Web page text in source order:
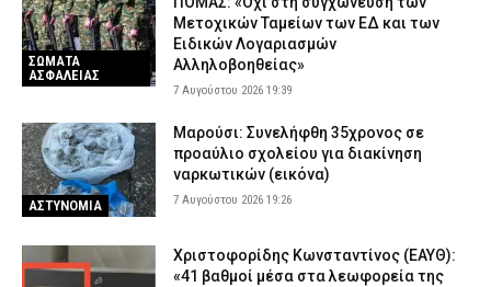
ΣΩΜΑΤΑ
ΑΣΦΑΛΕΙΑΣ
Μετοχικών Ταμείων των ΕΔ και των
Ειδικών Λογαριασμών
Αλληλοβοηθείας»
7 Αυγούστου 2026 19:39
ΑΣΤΥΝΟΜΙΑ
Μαρούσι: Συνελήφθη 35χρονος σε
προαύλιο σχολείου για διακίνηση
ναρκωτικών (εικόνα)
7 Αυγούστου 2026 19:26
Χριστοφορίδης Κωνσταντίνος (ΕΑΥΘ):
«41 βαθμοί μέσα στα λεωφορεία της